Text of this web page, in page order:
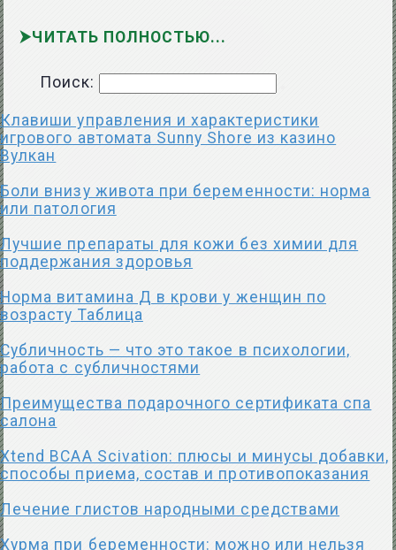
ЧИТАТЬ ПОЛНОСТЬЮ
Поиск:
Клавиши управления и характеристики
игрового автомата Sunny Shore из казино
Вулкан
Боли внизу живота при беременности: норма
или патология
Лучшие препараты для кожи без химии для
поддержания здоровья
Норма витамина Д в крови у женщин по
возрасту Таблица
Субличность — что это такое в психологии,
работа с субличностями
Преимущества подарочного сертификата спа
салона
Хtend BCAA Scivation: плюсы и минусы добавки,
способы приема, состав и противопоказания
Лечение глистов народными средствами
Хурма при беременности: можно или нельзя